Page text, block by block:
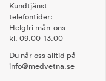
Kundtjänst
telefontider:
Helgfri mån-ons
kl. 09.00-13.00
Du når oss alltid på
info@medvetna.se